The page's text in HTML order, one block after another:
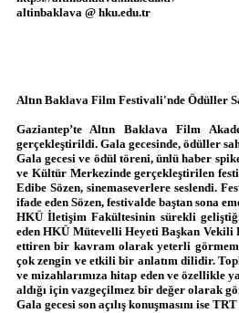
altinbaklava @ hku.edu.tr
Altın Baklava Film Festivali'nde Ödüller
Gaziantep’te Altın Baklava Film
gerçekleştirildi. Gala gecesinde, ödüller
Gala gecesi ve ödül töreni, ünlü haber
ve Kültür Merkezinde gerçekleştirilen
Edibe Sözen, sinemaseverlere seslendi.
ifade eden Sözen, festivalde baştan sona
HKÜ İletişim Fakültesinin sürekli
eden HKÜ Mütevelli Heyeti Başkan Vekili
ettiren bir kavram olarak yeterli
çok zengin ve etkili bir anlatım dilidir.
ve mizahlarımıza hitap eden ve özellikle
aldığı için vazgeçilmez bir değer olarak
Gala gecesi son açılış konuşmasını ise